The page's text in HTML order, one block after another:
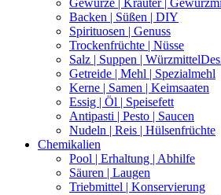
Gewürze | Kräuter |
Backen | Süßen | DIY
Spirituosen | Genuss
Trockenfrüchte | Nüsse
Salz | Suppen | Würzmittel
Getreide | Mehl | Spezialmehl
Kerne | Samen | Keimsaaten
Essig | Öl | Speisefett
Antipasti | Pesto | Saucen
Nudeln | Reis | Hülsenfrüchte
Chemikalien
Pool | Erhaltung | Abhilfe
Säuren | Laugen
Triebmittel | Konservierung